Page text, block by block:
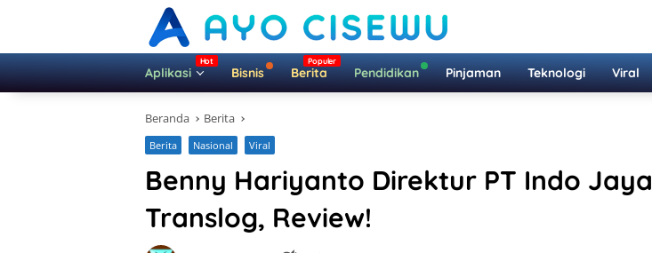
Aplikasi Bisnis Berita Pendidikan Pinjaman Teknologi Viral
Beranda Berita
Berita Nasional Viral
Benny Hariyanto Direktur PT Indo Jaya
Translog, Review!